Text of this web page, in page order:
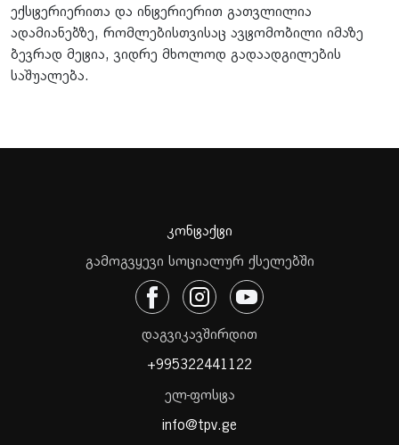
ექსტერიერითა და ინტერიერით გათვლილია
ადამიანებზე, რომლებისთვისაც ავტომობილი იმაზე
ბევრად მეტია, ვიდრე მხოლოდ გადაადგილების
საშუალება.
კონტაქტი
გამოგვყევი სოციალურ ქსელებში
დაგვიკავშირდით
+995322441122
ელ-ფოსტა
info@tpv.ge